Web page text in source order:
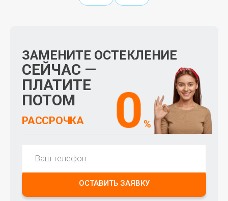
ЗАМЕНИТЕ ОСТЕКЛЕНИЕ
СЕЙЧАС —
ПЛАТИТЕ
ПОТОМ
РАССРОЧКА
ОСТАВИТЬ ЗАЯВКУ